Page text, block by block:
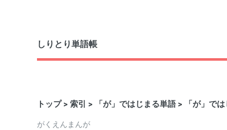
しりとり単語帳
トップ>索引 > 「が」ではじまる単語> 「が」で
がくえんまんが